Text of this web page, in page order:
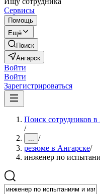
Сервисы
Помощь
Ещё
Поиск
Ангарск
Войти
Войти
Зарегистрироваться
Поиск сотрудников в
/
... /
резюме в Ангарске/
инженер по